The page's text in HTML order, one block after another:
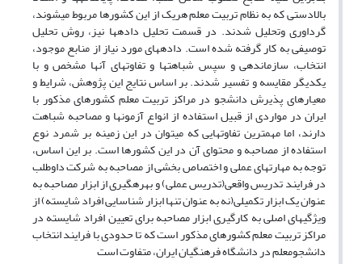
بالادستی که به نظام تربیت معلم هریک از این کشورها مربوط می‏شوند،
گرداوری وتحلیل شدند. در قسمت تحلیل داده‏ها نیز، روش تحلیل
توصیفی به کار گرفته شده است. داده‏های مورد نیاز از منابع موجود،
انتخاب، سازماندهی و سپس شباهت‏ها و تفاوت‏های آنها مشخص و با
یکدیگر مقایسه و تفسیر شدند. بر اساس نتایج این پژوهش، شرایط و
معیارهای پذیرش دانشجو در مراکز تربیت معلم کشورهای مذکور با
ایران در مواردی از قبیل استفاده از انواع آزمون‏ها و مصاحبه شباهت
دارند، اما مهم‏ترین تفاوت‏هایی که می‏توان در این زمینه بر شمرد نوع
استفاده از مصاحبه و محتوای آن در این کشورها است. بر این اساس،
توجه به مهارت‏های عملی و اختصاص بخشی از مصاحبه به شرکت داوطلب
در فرایند تدریس واقعی(تدریس عملی) و بهره‏گیری از ابزار مصاحبه به
عنوان یک ابزار تکمیلی(نه به عنوان تنها ابزار شناسایی افراد شایسته) از
ویژگی‏های اصلی به کارگیری ابزار مصاحبه برای تعیین افراد شایسته در
مراکز تربیت معلم کشورهای مذکور است که تا حدودی با فرایند انتخاب
دانشجومعلم در دانشگاه فرهنگیان ایران، متفاوت است